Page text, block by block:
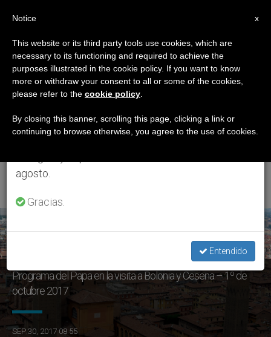
ETIQUETA
Posts Tagged
‘programa Viaje Papa
Francisco Bolonia
Programa del Papa en la visita a Bolonia y Cesena – 1º de
octubre 2017
SEP 30, 2017 08:55
×
Aviso importante
Del 27 de julio al 7 de agosto haremos la pausa
anual, aprovechando que en el periodo de verano
se generan menos informaciones y también el
agosto.
Gracias.
Entendido
x
Notice
This website or its third party tools use cookies, which are
necessary to its functioning and required to achieve the
purposes illustrated in the cookie policy. If you want to know
more or withdraw your consent to all or some of the cookies,
please refer to the cookie policy
By closing this banner, scrolling this page, clicking a link or
continuing to browse otherwise, you agree to the use of cookies.